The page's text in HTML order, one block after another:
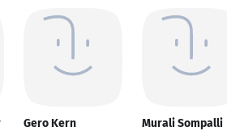
Gero Kern Murali Sompalli